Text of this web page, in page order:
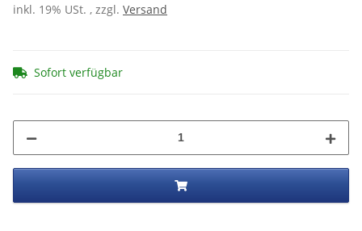
inkl. 19% USt. , zzgl. Versand
Sofort verfügbar